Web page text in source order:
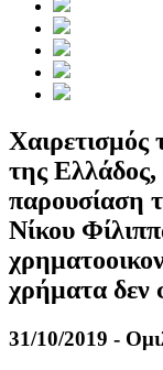
Χαιρετισμός
της
παρουσίαση
Νίκου
χρήματα δεν
31/10/2019 -